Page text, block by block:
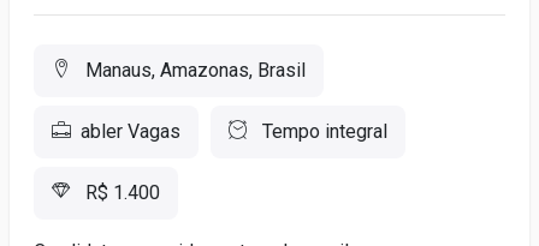
Manaus, Amazonas, Brasil
abler Vagas Tempo integral
R$ 1.400